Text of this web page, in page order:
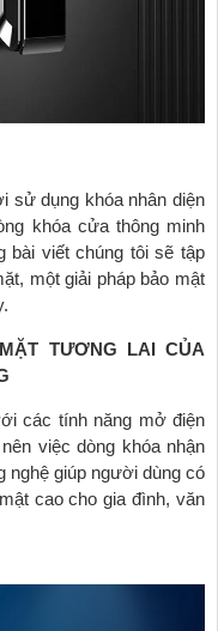
sử dụng khóa nhân diện
khóa cửa thông minh
bài viết chúng tôi sẽ tập
một giải pháp bảo mật
TƯƠNG LAI CỦA
các tính năng mở điện
việc dòng khóa nhận
nghệ giúp người dùng có
cao cho gia đình, văn